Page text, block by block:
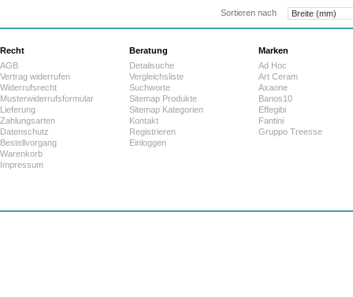
Sortieren nach
Recht
AGB
Vertrag widerrufen
Widerrufsrecht
Musterwiderrufsformular
Lieferung
Zahlungsarten
Datenschutz
Bestellvorgang
Warenkorb
Impressum
Beratung
Detailsuche
Vergleichsliste
Suchworte
Sitemap Produkte
Sitemap Kategorien
Kontakt
Registrieren
Einloggen
Marken
Ad Hoc
Art Ceram
Axaone
Banos10
Effegibi
Fantini
Gruppo Treesse